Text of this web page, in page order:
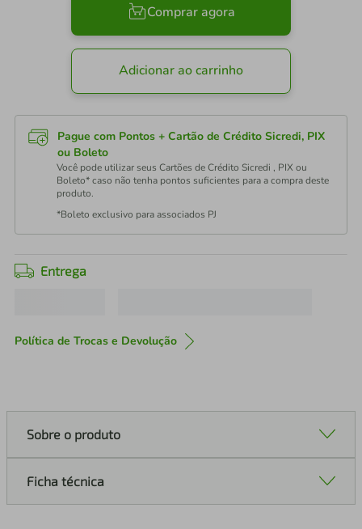
Comprar agora
Adicionar ao carrinho
Pague com Pontos + Cartão de Crédito Sicredi, PIX
ou Boleto
Você pode utilizar seus Cartões de Crédito Sicredi , PIX ou
Boleto* caso não tenha pontos suficientes para a compra deste
produto.
*Boleto exclusivo para associados PJ
Entrega
Política de Trocas e Devolução
Sobre o produto
Ficha técnica